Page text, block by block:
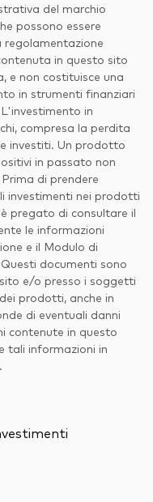
del marchio
possono essere
regolamentazione
in questo sito
e non costituisce una
in strumenti finanziari
in
compresa la perdita
investiti. Un prodotto
in passato non
di prendere
investimenti nei prodotti
pregato di consultare il
le informazioni
e il Modulo di
documenti sono
e/o presso i soggetti
prodotti, anche in
di eventuali danni
contenute in questo
tali informazioni in